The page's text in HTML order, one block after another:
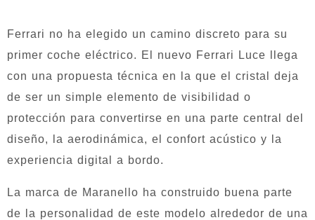
Ferrari no ha elegido un camino discreto para su
primer coche eléctrico. El nuevo Ferrari Luce llega
con una propuesta técnica en la que el cristal deja
de ser un simple elemento de visibilidad o
protección para convertirse en una parte central del
diseño, la aerodinámica, el confort acústico y la
experiencia digital a bordo.
La marca de Maranello ha construido buena parte
de la personalidad de este modelo alrededor de una